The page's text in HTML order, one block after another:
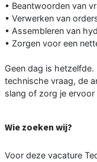
• Beantwoorden van
• Verwerken van
• Assembleren van
• Zorgen voor een
Geen dag is hetzelfde.
technische vraag, de
slang of zorg je
Wie zoeken wij?
Voor deze vacature